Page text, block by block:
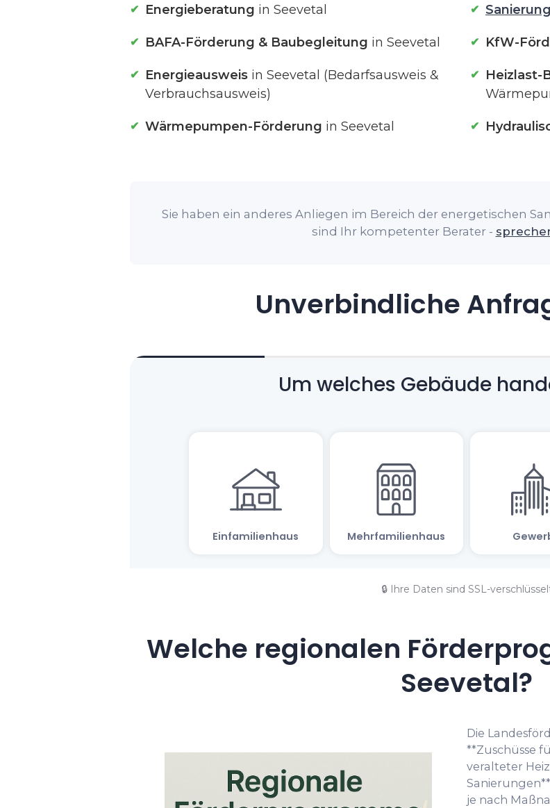
Energieberatung in Seevetal
BAFA-Förderung & Baubegleitung in Seevetal KfW-
Energieausweis in Seevetal (Bedarfsausweis &
Verbrauchsausweis)
Heizlast-
Wärmepumpen-Förderung in Seevetal
Sie haben ein anderes Anliegen im Bereich der energetischen
sind Ihr kompetenter Berater -
Unverbindliche
🔒 Ihre Daten sind SSL-
Welche regionalen
Seevetal?
Die
**Zuschüsse
veralteter
je nach